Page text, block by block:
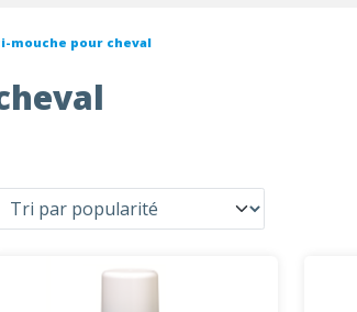
mouche pour cheval